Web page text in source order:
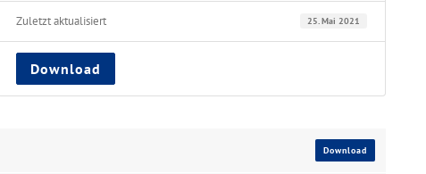
Zuletzt aktualisiert 25. Mai 2021
Download
Download